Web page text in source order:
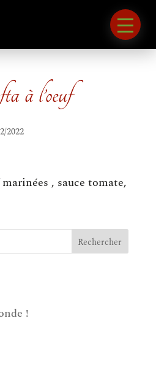
à l’oeuf
2022
, sauce tomate,
!